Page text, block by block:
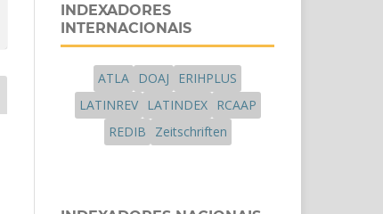
INDEXADORES
INTERNACIONAIS
ATLA DOAJ
ERIHPLUS
LATINREV
LATINDEX
RCAAP
REDIB
Zeitschriften